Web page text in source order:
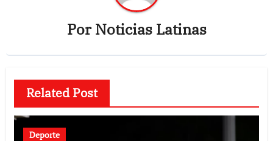
PorNoticias Latinas
Related Post
Deporte